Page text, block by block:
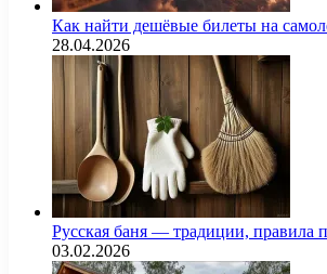
Как найти дешёвые билеты на
28.04.2026
Русская баня — традиции, правила
03.02.2026